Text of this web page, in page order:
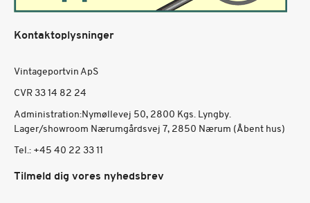
Kontaktoplysninger
Vintageportvin ApS
CVR 33 14 82 24
Administration:Nymøllevej 50, 2800 Kgs. Lyngby.
Lager/showroom Nærumgårdsvej 7, 2850 Nærum (Åbent hus)
Tel.: +45 40 22 33 11
Tilmeld dig vores nyhedsbrev